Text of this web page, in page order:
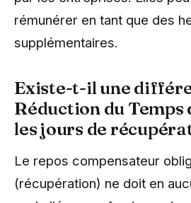
rémunérer en tant que des
supplémentaires.
Existe-t-il une
Réduction du Temps
les jours de
Le repos compensateur
(récupération) ne doit en